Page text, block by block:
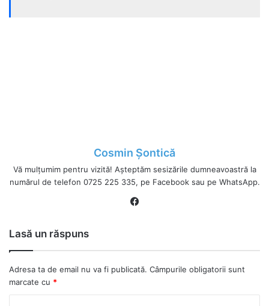
Cosmin Șontică
Vă mulțumim pentru vizită! Așteptăm sesizările dumneavoastră la
numărul de telefon 0725 225 335, pe Facebook sau pe WhatsApp.
Lasă un răspuns
Adresa ta de email nu va fi publicată. Câmpurile obligatorii sunt
marcate cu *